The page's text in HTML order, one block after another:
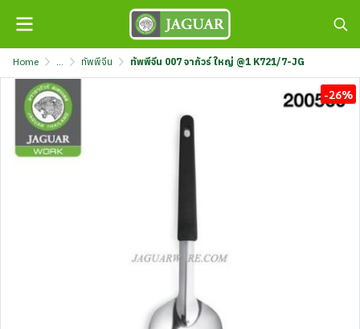
Home ... ทัพพีจีน ทัพพีจีน 007 จากัวร์ ใหญ่ @1 K721/7-JG
-26%